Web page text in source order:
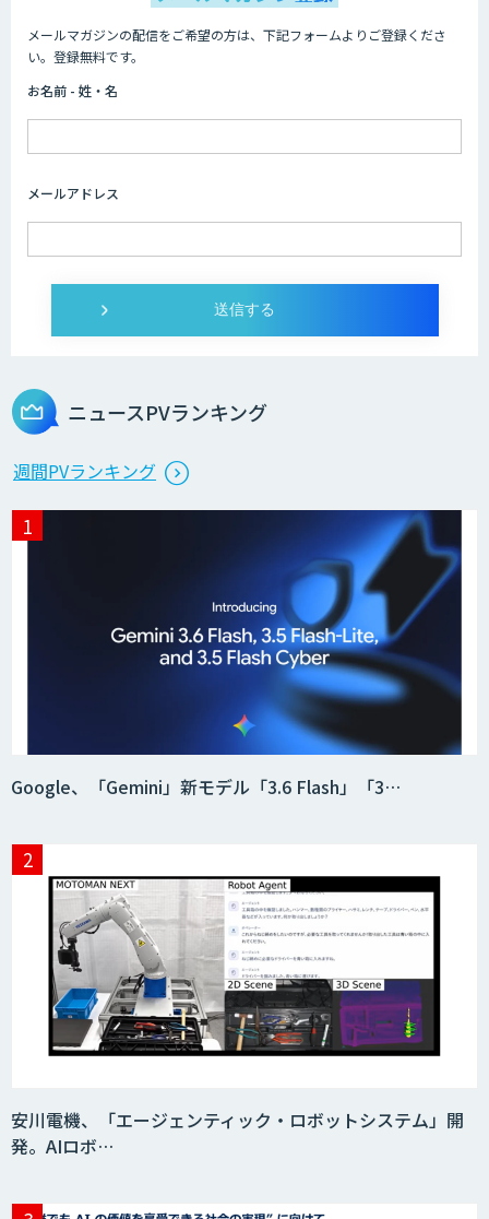
YOMEL
PKSHA Speech Insight
自然言語処理
音声認識／対話型AIのソリューション
メールマガジンの配信をご希望の方は、下記フォームよりご登録くださ
い。登録無料です。
お名前 - 姓・名
メールアドレス
ニュースPVランキング
週間PVランキング
Google、「Gemini」新モデル「3.6 Flash」「3…
安川電機、「エージェンティック・ロボットシステム」開
発。AIロボ…